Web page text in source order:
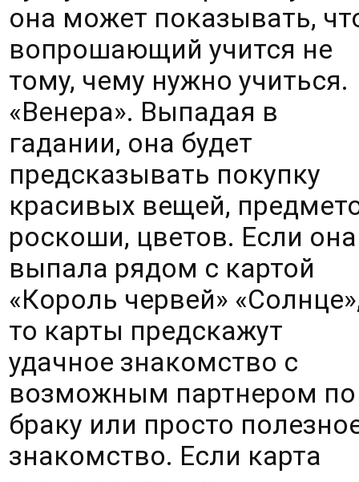
она может показывать,
вопрошающий учится не
тому, чему нужно учиться.
«Венера». Выпадая в
гадании, она будет
предсказывать покупку
красивых вещей,
роскоши, цветов. Если она
выпала рядом с картой
«Король червей»
то карты предскажут
удачное знакомство с
возможным партнером по
браку или просто
знакомство. Если карта